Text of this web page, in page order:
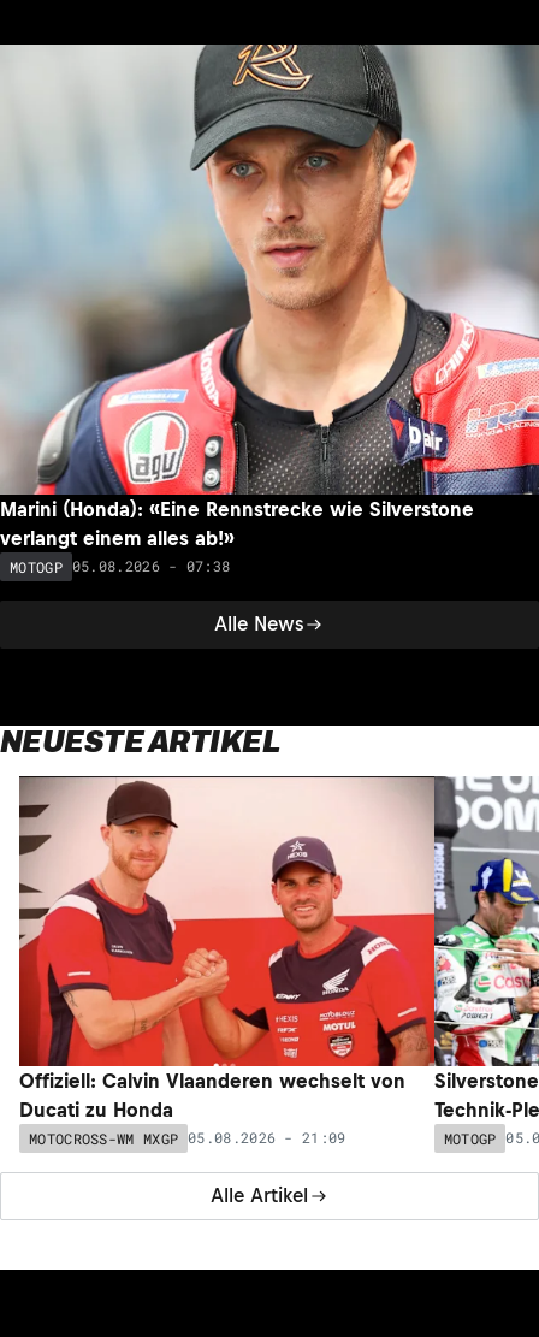
Alle News
Marini (Honda): «Eine Rennstrecke wie Silverstone
verlangt einem alles ab!»
MOTOGP 05.08.2026 - 07:38
NEUESTE ARTIKEL
Alle Artikel
Offiziell: Calvin Vlaanderen wechselt von
Ducati zu Honda
MOTOCROSS-WM MXGP 05.08.2026 - 21:09
Technik-
MOTOGP